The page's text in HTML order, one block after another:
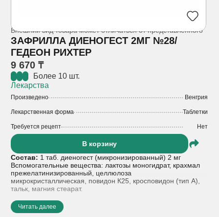
Внешний вид товара может отличаться от представленного
ЗАФРИЛЛА ДИЕНОГЕСТ 2МГ №28/
ГЕДЕОН РИХТЕР
9 670 ₸
Более 10 шт.
Лекарства
Произведено Венгрия
Лекарственная форма Таблетки
Требуется рецепт Нет
В корзину
Состав: 1 таб. диеногест (микронизированный) 2 мг
Вспомогательные вещества: лактозы моногидрат, крахмал
прежелатинизированный, целлюлоза
микрокристаллическая, повидон К25, кросповидон (тип A),
тальк, магния стеарат.
Показания к применению:
лечения эндометриоза (болезненных симптомов, связанных
Читать далее